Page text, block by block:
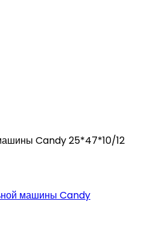
Candy 25*47*10/12
машины Candy